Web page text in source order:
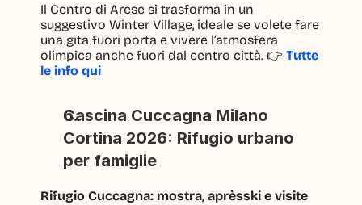
Il Centro di Arese si trasforma in un
suggestivo Winter Village, ideale se volete fare
una gita fuori porta e vivere l’atmosfera
olimpica anche fuori dal centro città. 👉 Tutte
le info qui
Cascina Cuccagna Milano
Cortina 2026: Rifugio urbano
per famiglie
Rifugio Cuccagna: mostra, aprèsski e visite